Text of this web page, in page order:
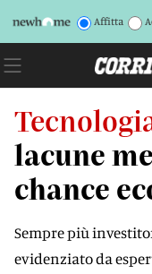
Affitta
lacune
chance
Sempre più
evidenziato da